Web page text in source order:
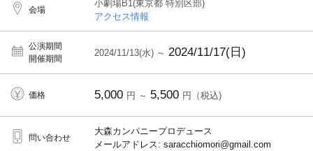
会場
小劇場B1(東京都 特別区部)
アクセス情報
公演期間
開催期間
2024/11/13(水) ～ 2024/11/17(日)
価格 5,000 円 ～ 5,500 円（税込)
問い合わせ
大森カンパニープロデュース
メールアドレス: saracchiomori@gmail.com